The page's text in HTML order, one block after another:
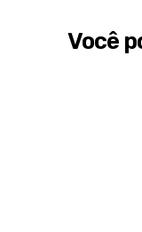
Você